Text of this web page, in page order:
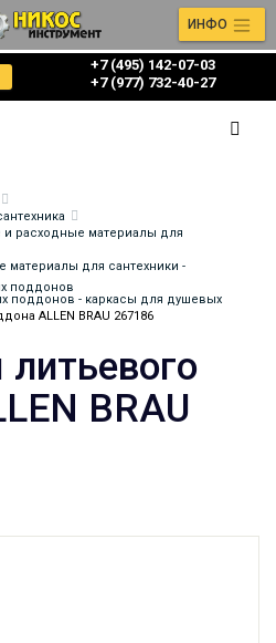
+7 (495) 142-07-03
‎‎+7 (977) 732-40-27
ИНФО
и расходные материалы для
для сантехники -
поддонов
поддонов - каркасы для душевых
ALLEN BRAU 267186
BRAU